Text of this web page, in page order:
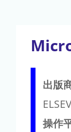
出版
操作